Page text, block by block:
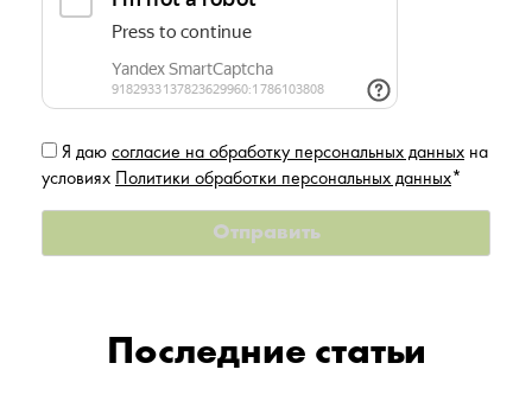
Я даю согласие на обработку персональных данных на
условиях Политики обработки персональных данных*
Последние статьи